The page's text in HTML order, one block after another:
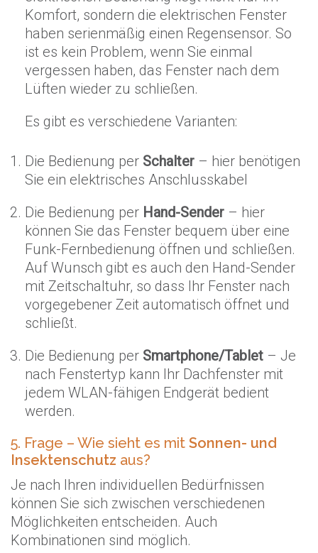
Komfort, sondern die elektrischen Fenster
haben serienmäßig einen Regensensor. So
ist es kein Problem, wenn Sie einmal
vergessen haben, das Fenster nach dem
Lüften wieder zu schließen.
Es gibt es verschiedene Varianten:
Die Bedienung per Schalter – hier benötigen
Sie ein elektrisches Anschlusskabel
Die Bedienung per Hand-Sender – hier
können Sie das Fenster bequem über eine
Funk-Fernbedienung öffnen und schließen.
Auf Wunsch gibt es auch den Hand-Sender
mit Zeitschaltuhr, so dass Ihr Fenster nach
vorgegebener Zeit automatisch öffnet und
schließt.
Die Bedienung per Smartphone/Tablet – Je
nach Fenstertyp kann Ihr Dachfenster mit
jedem WLAN-fähigen Endgerät bedient
werden.
5. Frage – Wie sieht es mit Sonnen- und
Insektenschutz aus?
Je nach Ihren individuellen Bedürfnissen
können Sie sich zwischen verschiedenen
Möglichkeiten entscheiden. Auch
Kombinationen sind möglich.